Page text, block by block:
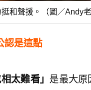
和聲援。（圖／Andy老
認是這點
相太難看」 是最大原